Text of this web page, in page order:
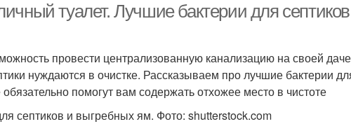
туалет. Лучшие бактерии для
провести централизованную канализацию на своей
нуждаются в очистке. Рассказываем про лучшие бактерии
помогут вам содержать отхожее место в чистоте
септиков и выгребных ям. Фото: shutterstock.com